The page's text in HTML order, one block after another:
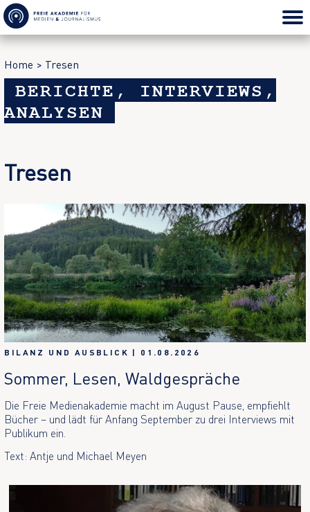
Home > Tresen
BERICHTE, INTERVIEWS,
ANALYSEN
Tresen
BILANZ UND AUSBLICK | 01.08.2026
Sommer, Lesen, Waldgespräche
Die Freie Medienakademie macht im August Pause, empfiehlt
Bücher – und lädt für Anfang September zu drei Interviews mit
Publikum ein.
Text: Antje und Michael Meyen